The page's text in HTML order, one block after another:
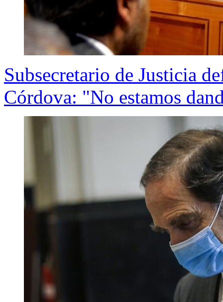
Subsecretario de Justicia
Córdova: "No estamos